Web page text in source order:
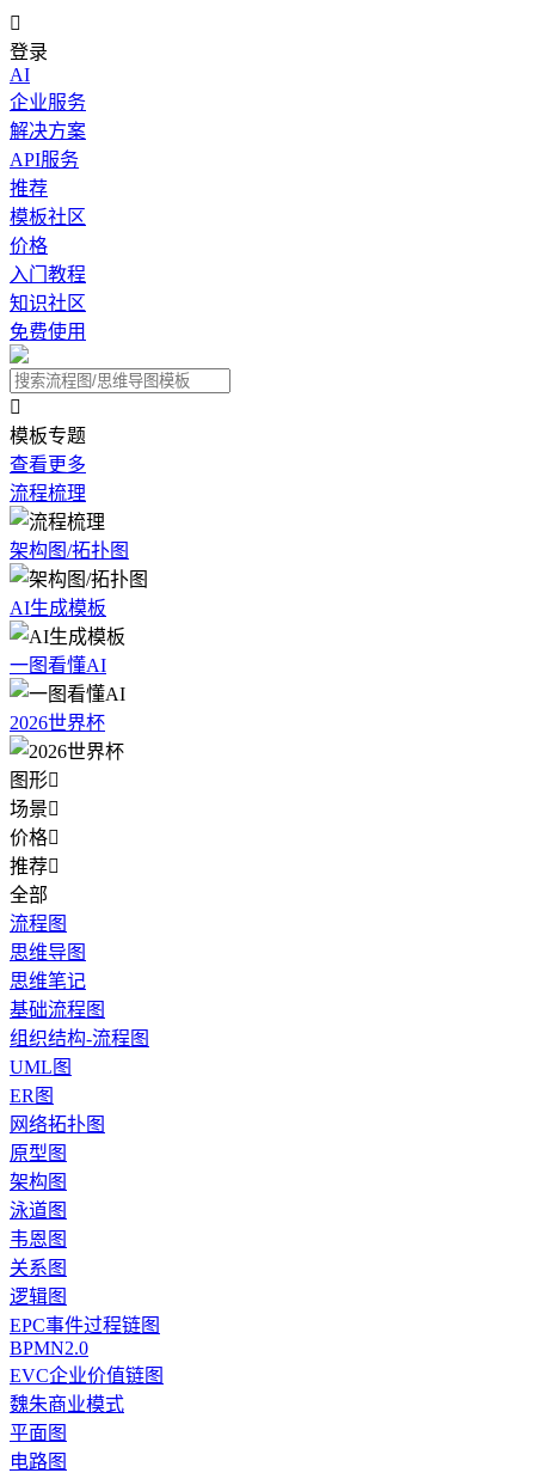

登录
AI
企业服务
解决方案
API服务
推荐
模板社区
价格
入门教程
知识社区
免费使用

模板专题
查看更多
流程梳理
架构图/拓扑图
AI生成模板
一图看懂AI
2026世界杯
图形
场景
价格
推荐
全部
流程图
思维导图
思维笔记
基础流程图
组织结构-流程图
UML图
ER图
网络拓扑图
原型图
架构图
泳道图
韦恩图
关系图
逻辑图
EPC事件过程链图
BPMN2.0
EVC企业价值链图
魏朱商业模式
平面图
电路图